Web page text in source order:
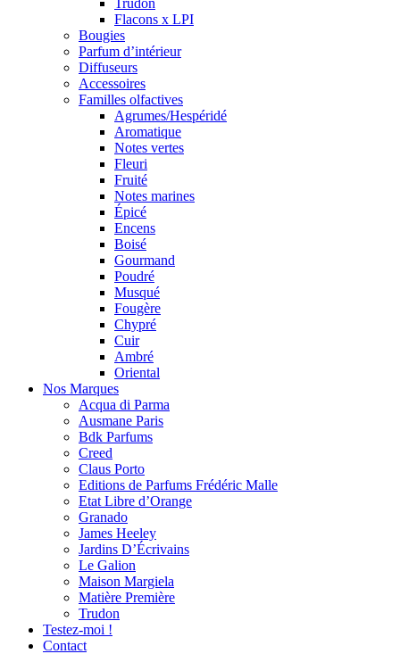
Trudon
Flacons x LPI
Bougies
Parfum d’intérieur
Diffuseurs
Accessoires
Familles olfactives
Agrumes/Hespéridé
Aromatique
Notes vertes
Fleuri
Fruité
Notes marines
Épicé
Encens
Boisé
Gourmand
Poudré
Musqué
Fougère
Chypré
Cuir
Ambré
Oriental
Nos Marques
Acqua di Parma
Ausmane Paris
Bdk Parfums
Creed
Claus Porto
Editions de Parfums Frédéric Malle
Etat Libre d’Orange
Granado
James Heeley
Jardins D’Écrivains
Le Galion
Maison Margiela
Matière Première
Trudon
Testez-moi !
Contact